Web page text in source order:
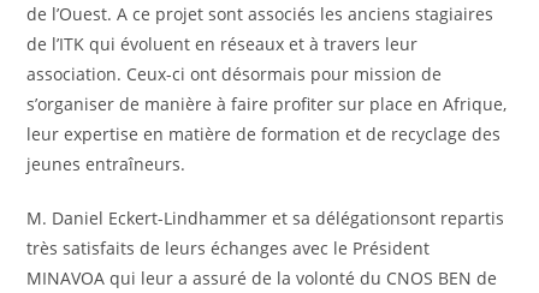
de l’Ouest. A ce projet sont associés les anciens stagiaires
de l’ITK qui évoluent en réseaux et à travers leur
association. Ceux-ci ont désormais pour mission de
s’organiser de manière à faire profiter sur place en Afrique,
leur expertise en matière de formation et de recyclage des
jeunes entraîneurs.
M. Daniel Eckert-Lindhammer et sa délégationsont repartis
très satisfaits de leurs échanges avec le Président
MINAVOA qui leur a assuré de la volonté du CNOS BEN de